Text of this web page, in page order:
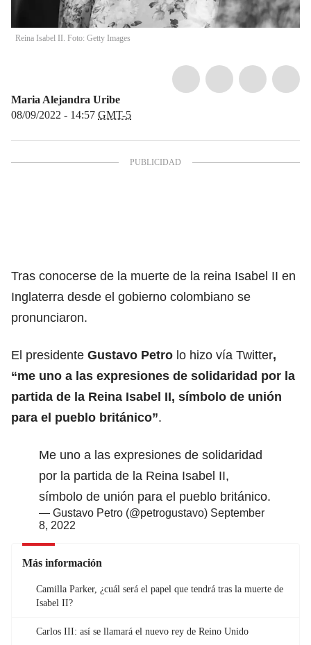
Reina Isabel II. Foto: Getty Images
Maria Alejandra Uribe
08/09/2022 - 14:57 GMT-5
Tras conocerse de la muerte de la reina Isabel II en
Inglaterra desde el gobierno colombiano se
pronunciaron.
El presidente Gustavo Petro lo hizo vía Twitter,
“me uno a las expresiones de solidaridad por la
partida de la Reina Isabel II, símbolo de unión
para el pueblo británico”.
Me uno a las expresiones de solidaridad
por la partida de la Reina Isabel II,
símbolo de unión para el pueblo británico.
— Gustavo Petro (@petrogustavo) September
8, 2022
Más información
Camilla Parker, ¿cuál será el papel que tendrá tras la muerte de
Isabel II?
Carlos III: así se llamará el nuevo rey de Reino Unido